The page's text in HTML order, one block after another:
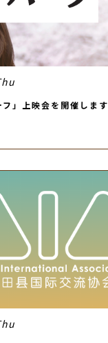
」上映会を開催します